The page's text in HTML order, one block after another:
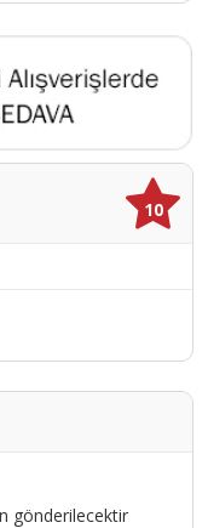
10
gönderilecektir